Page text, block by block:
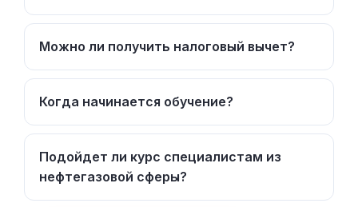
Можно ли получить налоговый вычет?
Когда начинается обучение?
Подойдет ли курс специалистам из
нефтегазовой сферы?